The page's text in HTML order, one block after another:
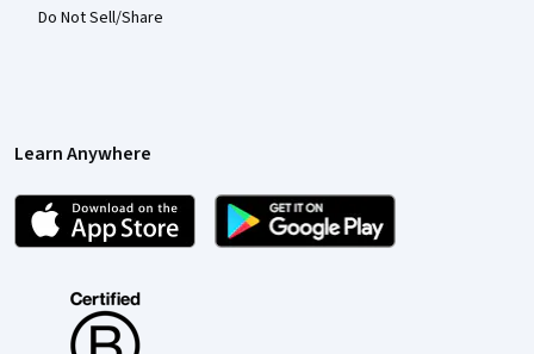
Do Not Sell/Share
Learn Anywhere